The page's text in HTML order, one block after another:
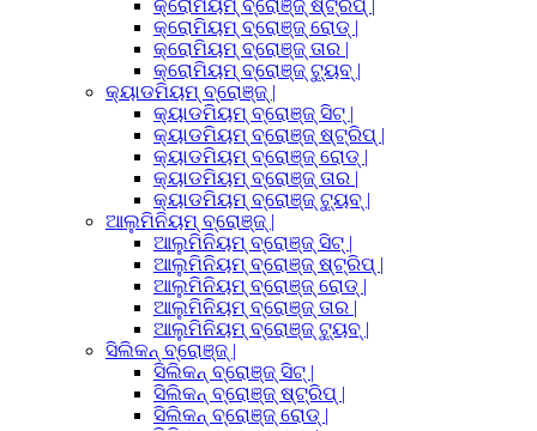
କ୍ରୋମିୟମ୍ ବ୍ରୋଞ୍ଜ୍ ଷ୍ଟ୍ରିପ୍ |
କ୍ରୋମିୟମ୍ ବ୍ରୋଞ୍ଜ୍ ରୋଡ୍ |
କ୍ରୋମିୟମ୍ ବ୍ରୋଞ୍ଜ୍ ତାର |
କ୍ରୋମିୟମ୍ ବ୍ରୋଞ୍ଜ୍ ଟ୍ୟୁବ୍ |
କ୍ୟାଡମିୟମ୍ ବ୍ରୋଞ୍ଜ୍ |
କ୍ୟାଡମିୟମ୍ ବ୍ରୋଞ୍ଜ୍ ସିଟ୍ |
କ୍ୟାଡମିୟମ୍ ବ୍ରୋଞ୍ଜ୍ ଷ୍ଟ୍ରିପ୍ |
କ୍ୟାଡମିୟମ୍ ବ୍ରୋଞ୍ଜ୍ ରୋଡ୍ |
କ୍ୟାଡମିୟମ୍ ବ୍ରୋଞ୍ଜ୍ ତାର |
କ୍ୟାଡମିୟମ୍ ବ୍ରୋଞ୍ଜ୍ ଟ୍ୟୁବ୍ |
ଆଲୁମିନିୟମ୍ ବ୍ରୋଞ୍ଜ୍ |
ଆଲୁମିନିୟମ୍ ବ୍ରୋଞ୍ଜ୍ ସିଟ୍ |
ଆଲୁମିନିୟମ୍ ବ୍ରୋଞ୍ଜ୍ ଷ୍ଟ୍ରିପ୍ |
ଆଲୁମିନିୟମ୍ ବ୍ରୋଞ୍ଜ୍ ରୋଡ୍ |
ଆଲୁମିନିୟମ୍ ବ୍ରୋଞ୍ଜ୍ ତାର |
ଆଲୁମିନିୟମ୍ ବ୍ରୋଞ୍ଜ୍ ଟ୍ୟୁବ୍ |
ସିଲିକନ୍ ବ୍ରୋଞ୍ଜ୍ |
ସିଲିକନ୍ ବ୍ରୋଞ୍ଜ୍ ସିଟ୍ |
ସିଲିକନ୍ ବ୍ରୋଞ୍ଜ୍ ଷ୍ଟ୍ରିପ୍ |
ସିଲିକନ୍ ବ୍ରୋଞ୍ଜ୍ ରୋଡ୍ |